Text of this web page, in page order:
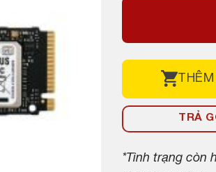
THÊM
TRẢ
*Tình trạng còn